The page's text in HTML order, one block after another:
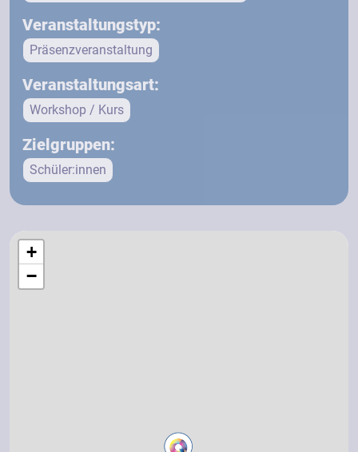
Veranstaltungstyp:
Präsenzveranstaltung
Veranstaltungsart:
Workshop / Kurs
Zielgruppen:
Schüler:innen
+
−